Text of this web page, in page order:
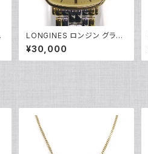
LONGINES ロンジン グラン
ドクラシック L4.761.2 スク
エア クォーツ 腕時計 金文字
盤 Y05036
¥30,000